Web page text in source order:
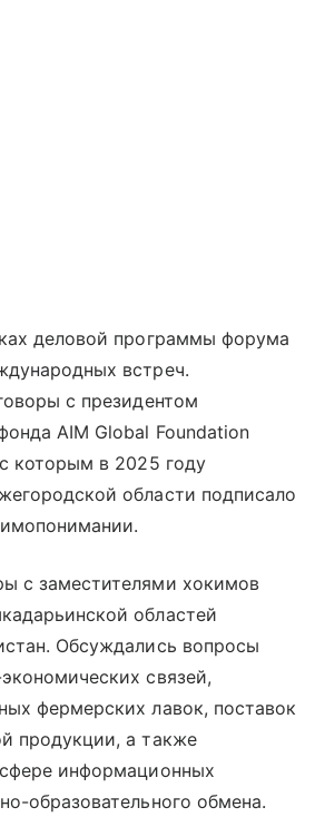
деловой программы форума
встреч.
с президентом
AIM Global Foundation
которым в 2025 году
области подписало
с заместителями хокимов
областей
Обсуждались вопросы
связей,
фермерских лавок, поставок
продукции, а также
информационных
образовательного обмена.